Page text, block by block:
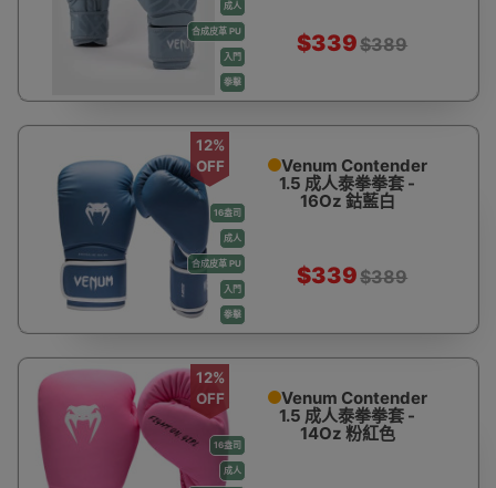
成人
合成皮革 PU
入門
拳擊
$339$389
16盎司
成人
合成皮革 PU
入門
拳擊
12%
OFF
Venum Contender
1.5 成人泰拳拳套 -
16Oz 鈷藍白
$339$389
16盎司
成人
12%
OFF
Venum Contender
1.5 成人泰拳拳套 -
14Oz 粉紅色